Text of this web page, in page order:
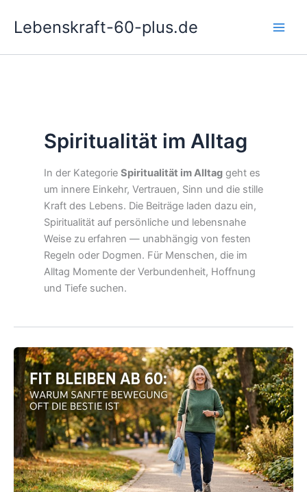
InhaltLebenskraft-60-plus.de
Spiritualität im Alltag
In der Kategorie Spiritualität im Alltaggeht es
um innere Einkehr, Vertrauen, Sinn und die stille
Kraft des Lebens. Die Beiträge laden dazu ein,
Spiritualität auf persönliche und lebensnahe
Weise zu erfahren — unabhängig von festen
Regeln oder Dogmen. Für Menschen, die im
Alltag Momente der Verbundenheit, Hoffnung
und Tiefe suchen.